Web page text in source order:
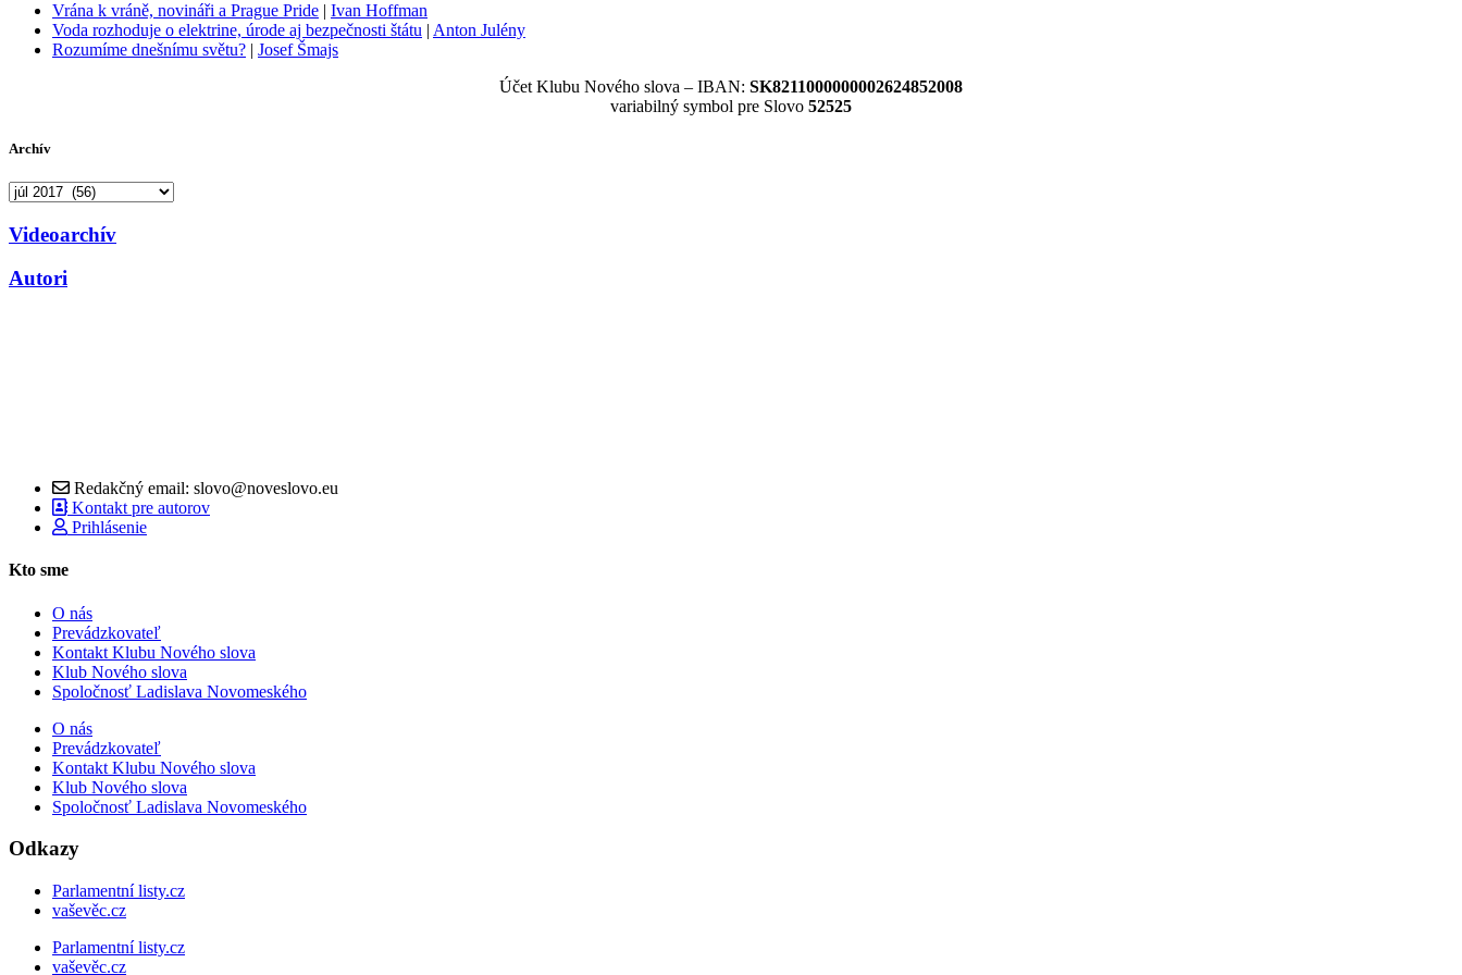
Vrána k vráně, novináři a Prague Pride | Ivan Hoffman
Voda rozhoduje o elektrine, úrode aj bezpečnosti štátu | Anton Julény
Rozumíme dnešnímu světu? | Josef Šmajs
Účet Klubu Nového slova – IBAN: SK8211000000002624852008
variabilný symbol pre Slovo 52525
Archív
Archív
Videoarchív
Autori
Redakčný email: slovo@noveslovo.eu
Kontakt pre autorov
Prihlásenie
Kto sme
O nás
Prevádzkovateľ
Kontakt Klubu Nového slova
Klub Nového slova
Spoločnosť Ladislava Novomeského
O nás
Prevádzkovateľ
Kontakt Klubu Nového slova
Klub Nového slova
Spoločnosť Ladislava Novomeského
Odkazy
Parlamentní listy.cz
vaševěc.cz
Parlamentní listy.cz
vaševěc.cz